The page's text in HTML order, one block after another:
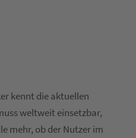
kennt die aktuellen
weltweit einsetzbar,
mehr, ob der Nutzer im